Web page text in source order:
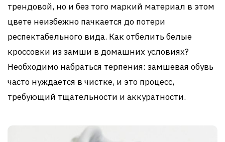
трендовой, но и без того маркий материал в этом
цвете неизбежно пачкается до потери
респектабельного вида. Как отбелить белые
кроссовки из замши в домашних условиях?
Необходимо набраться терпения: замшевая обувь
часто нуждается в чистке, и это процесс,
требующий тщательности и аккуратности.